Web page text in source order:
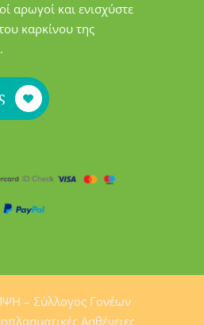
αρωγοί και ενισχύστε
καρκίνου της
– Σύλλογος Γονέων
Ασθένειες